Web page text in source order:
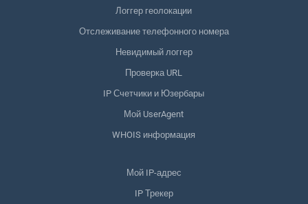
Логгер геолокации
Отслеживание телефонного номера
Невидимый логгер
Проверка URL
IP Счетчики и Юзербары
Мой UserAgent
WHOIS информация
Мой IP-адрес
IP Трекер